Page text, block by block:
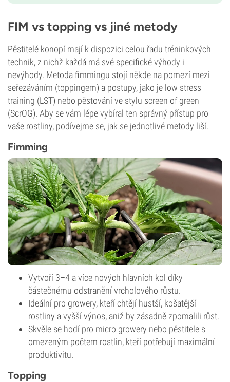
FIM vs topping vs jiné metody
Pěstitelé konopí mají k dispozici celou řadu tréninkových
technik, z nichž každá má své specifické výhody i
nevýhody. Metoda fimmingu stojí někde na pomezí mezi
seřezáváním (toppingem) a postupy, jako je low stress
training (LST) nebo pěstování ve stylu screen of green
(ScrOG). Aby se vám lépe vybíral ten správný přístup pro
vaše rostliny, podívejme se, jak se jednotlivé metody liší.
Fimming
Vytvoří 3–4 a více nových hlavních kol díky
částečnému odstranění vrcholového růstu.
Ideální pro growery, kteří chtějí hustší, košatější
rostliny a vyšší výnos, aniž by zásadně zpomalili růst.
Skvěle se hodí pro micro growery nebo pěstitele s
omezeným počtem rostlin, kteří potřebují maximální
produktivitu.
Topping